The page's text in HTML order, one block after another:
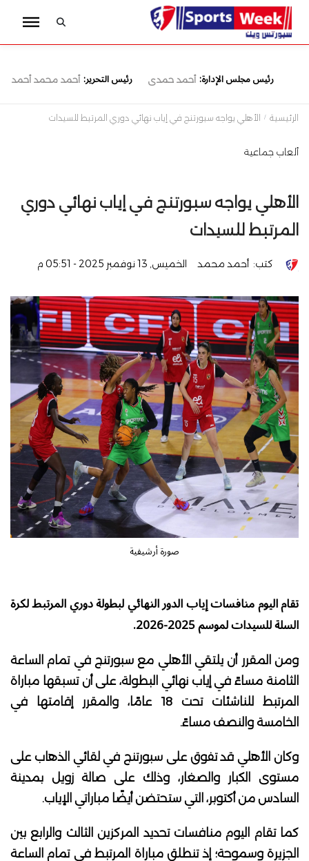
رئيس مجلس الإدارة: أحمد حمدى رئيس التحرير: أحمد محمد أحمد
الرئيسية الأهلي يواجه سبورتنج في إياب نهائي دوري المرتبط للسيدات
ألعاب جماعية
الأهلي يواجه سبورتنج في إياب نهائي دوري
المرتبط للسيدات
كتب: أحمد محمد الخميس, 13 نوفمبر 2025 - 05:51 م
صورة أرشيفية
تقام اليوم منافسات إياب الدور النهائي لبطولة دوري المرتبط لكرة
السلة للسيدات لموسم 2025-2026.
ومن المقرر أن يلتقي الأهلي مع سبورتنج في تمام الساعة
الثامنة مساءً في إياب نهائي البطولة، على أن تسبقها مباراة
المرتبط للناشئات تحت 18 عامًا، والمقرر إقامتها في
الخامسة والنصف مساءً.
وكان الأهلي قد تفوق على سبورتنج في لقائي الذهاب على
مستوى الكبار والصغار، وذلك على صالة زويل بمدينة
السادس من أكتوبر، التي ستحتضن أيضًا مباراتي الإياب.
كما تقام اليوم منافسات تحديد المركزين الثالث والرابع بين
الجزيرة وسموحة؛ إذ تنطلق مباراة المرتبط في تمام الساعة